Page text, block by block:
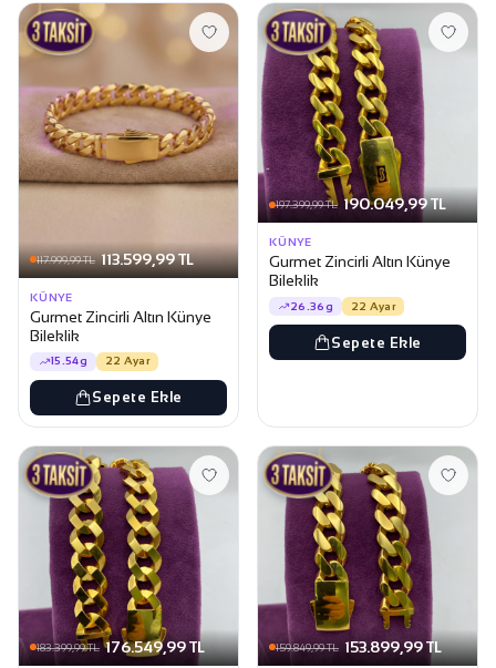
117.999,99 TL 113.599,99 TL
KÜNYE
Gurmet Zincirli Altın Künye
Bileklik
15.54g 22 Ayar
Sepete Ekle
197.399,99 TL 190.049,99 TL
KÜNYE
Gurmet Zincirli Altın Künye
Bileklik
26.36g 22 Ayar
Sepete Ekle
183.399,99 TL 176.549,99 TL 159.849,99 TL 153.899,99 TL